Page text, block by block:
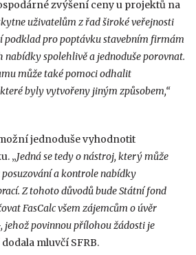
zvýšení ceny u projektů na
uživatelům z řad široké veřejnosti
podklad pro poptávku stavebním firmám
nabídky spolehlivě a jednoduše porovnat.
může také pomoci odhalit
byly vytvořeny jiným způsobem,“
jednoduše vyhodnotit
„Jedná se tedy o nástroj, který může
a kontrole nabídky
Z tohoto důvodů bude Státní fond
FasCalc všem zájemcům o úvěr
jehož povinnou přílohou žádosti je
dodala mluvčí SFRB.